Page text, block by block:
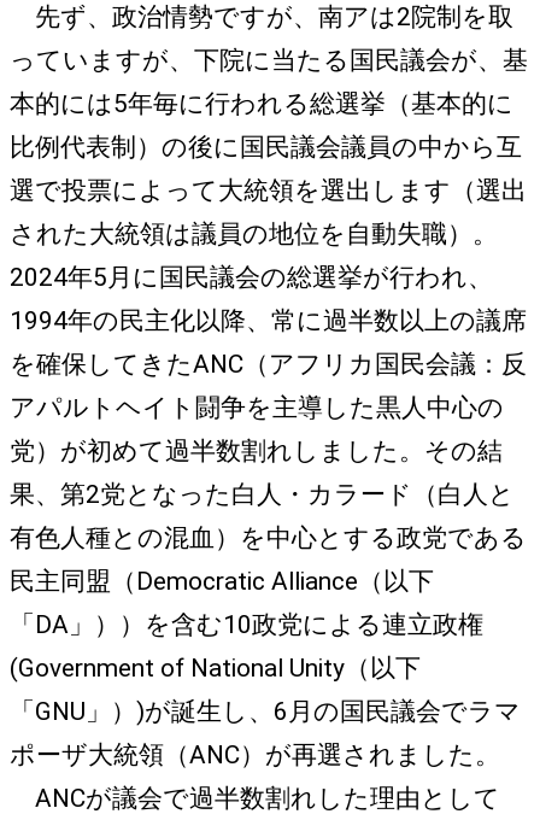
先ず、政治情勢ですが、南アは2院制を取
っていますが、下院に当たる国民議会が、基
本的には5年毎に行われる総選挙（基本的に
比例代表制）の後に国民議会議員の中から互
選で投票によって大統領を選出します（選出
された大統領は議員の地位を自動失職）。
2024年5月に国民議会の総選挙が行われ、
1994年の民主化以降、常に過半数以上の議席
を確保してきたANC（アフリカ国民会議：反
アパルトヘイト闘争を主導した黒人中心の
党）が初めて過半数割れしました。その結
果、第2党となった白人・カラード（白人と
有色人種との混血）を中心とする政党である
民主同盟（Democratic Alliance（以下
「DA」））を含む10政党による連立政権
(Government of National Unity（以下
「GNU」）)が誕生し、6月の国民議会でラマ
ポーザ大統領（ANC）が再選されました。
ANCが議会で過半数割れした理由として